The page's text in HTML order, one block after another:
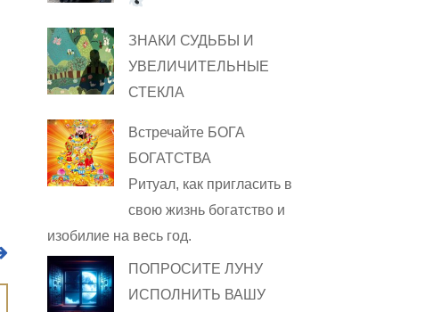
ЗНАКИ СУДЬБЫ И
УВЕЛИЧИТЕЛЬНЫЕ
СТЕКЛА
Встречайте БОГА
БОГАТСТВА
Ритуал, как пригласить в
свою жизнь богатство и
изобилие на весь год.
ПОПРОСИТЕ ЛУНУ
ИСПОЛНИТЬ ВАШУ